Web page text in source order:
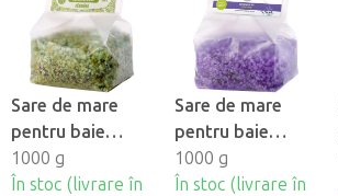
Sare de mare
pentru baie
Yamuna - Miere
1000 g
În stoc (livrare în
Sare de mare
pentru baie
Yamuna -
Lavanda
1000 g
În stoc (livrare în